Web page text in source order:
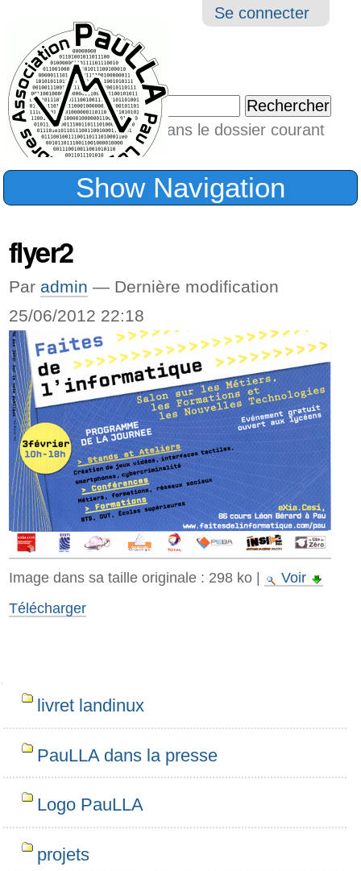
Outils
Se connecter
Chercher par
Seulement dans le dossier courant
Recherche
Show Navigation
flyer2
Par admin — Dernière modification
25/06/2012 22:18
Image dans sa taille originale : 298 ko|
Voir
Télécharger
Navigation
livret landinux
PauLLA dans la presse
Logo PauLLA
projets